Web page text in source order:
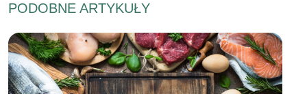
PODOBNE ARTYKUŁY